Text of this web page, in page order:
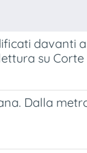
davanti
su Corte
Dalla